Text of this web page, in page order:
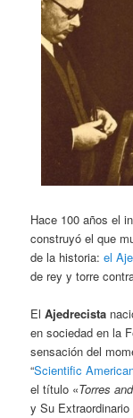
Hace 100 años el
construyó el que
de la historia:el
de rey y torre
ElAjedrecista
en sociedad en la
sensación del
“Scientific
el título «Torres
y Su